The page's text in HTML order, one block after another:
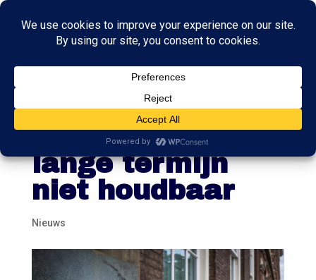
Raad van State:
begroting op
lange termijn
niet houdbaar
Nieuws